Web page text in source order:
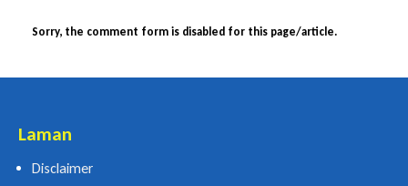
Sorry, the comment form is disabled for this page/article.
Laman
Disclaimer